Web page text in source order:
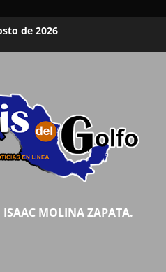
de 2026
ISAAC MOLINA ZAPATA.